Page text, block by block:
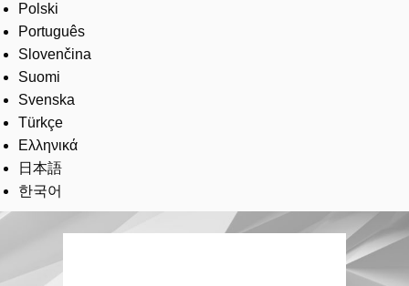
Polski
Português
Slovenčina
Suomi
Svenska
Türkçe
Ελληνικά
日本語
한국어